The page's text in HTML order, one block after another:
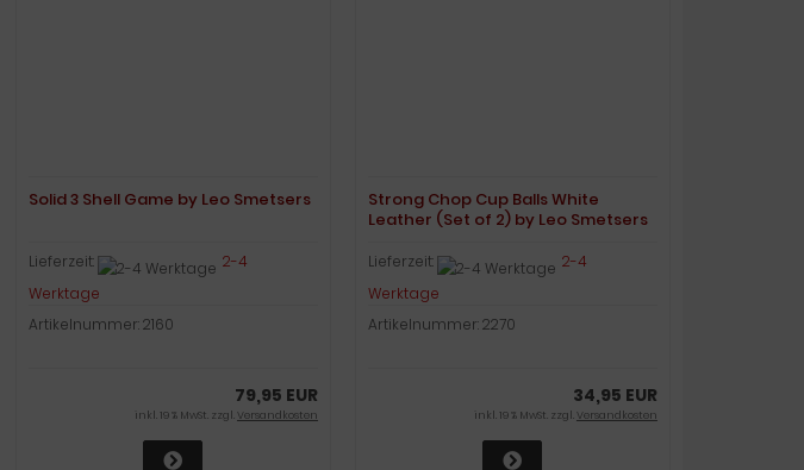
Solid 3 Shell Game by Leo Smetsers
Lieferzeit:
2-4
Werktage
Artikelnummer: 2160
79,95 EUR
inkl. 19 % MwSt. zzgl.Versandkosten
Strong Chop Cup Balls White
Leather (Set of 2) by Leo Smetsers
Lieferzeit:
2-4
Werktage
Artikelnummer: 2270
34,95 EUR
inkl. 19 % MwSt. zzgl.Versandkosten